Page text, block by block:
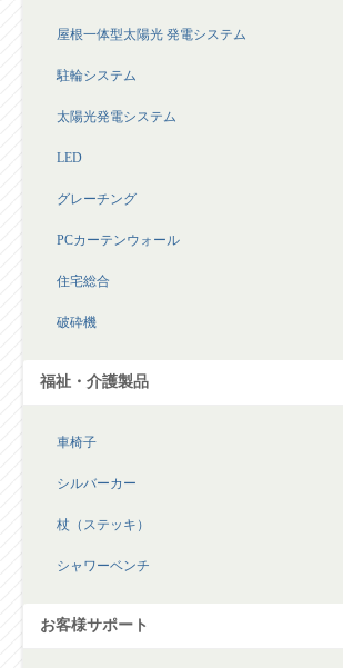
屋根一体型太陽光 発電システム
駐輪システム
太陽光発電システム
LED
グレーチング
PCカーテンウォール
住宅総合
破砕機
福祉・介護製品
車椅子
シルバーカー
杖（ステッキ）
シャワーベンチ
お客様サポート